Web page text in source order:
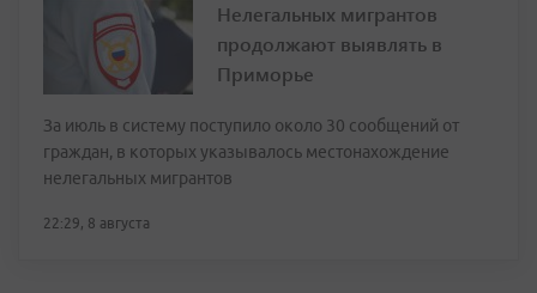
Нелегальных мигрантов
продолжают выявлять в
Приморье
За июль в систему поступило около 30 сообщений от
граждан, в которых указывалось местонахождение
нелегальных мигрантов
22:29, 8 августа